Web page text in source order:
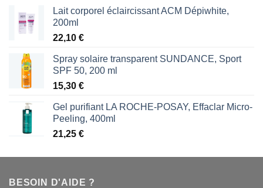
Lait corporel éclaircissant ACM Dépiwhite,
200ml
22,10 €
Spray solaire transparent SUNDANCE, Sport
SPF 50, 200 ml
15,30 €
Gel purifiant LA ROCHE-POSAY, Effaclar Micro-
Peeling, 400ml
21,25 €
BESOIN D'AIDE ?